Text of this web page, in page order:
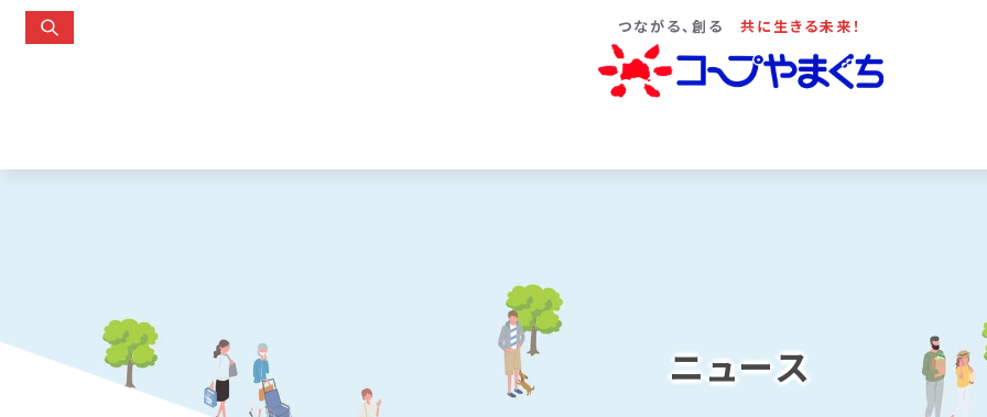
つながる、創る 共に生きる未来！
ニュース